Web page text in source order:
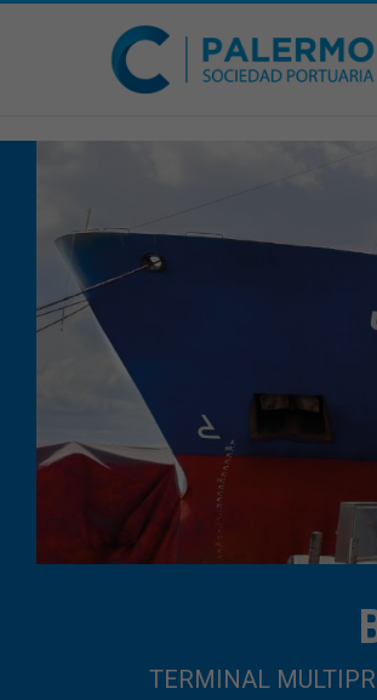
TERMINAL